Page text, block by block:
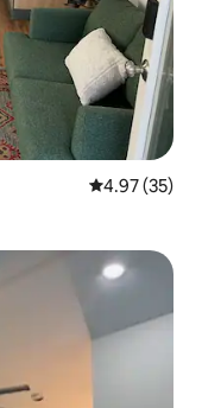
平均评分
4.97 (35)